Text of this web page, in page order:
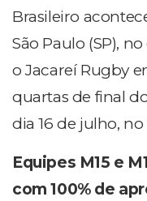
Brasileiro
São Paulo (SP),
o Jacareí Rugby
quartas de final
dia 16 de julho,
Equipes M15 e
com 100% de